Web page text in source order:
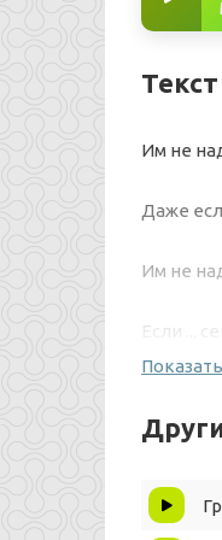
Им не
Даже
Им не
Если ...
Им не